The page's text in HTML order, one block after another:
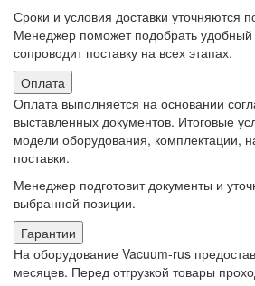
Сроки и условия доставки уточняются
Менеджер поможет подобрать удобный
сопроводит поставку на всех этапах.
Оплата
Оплата выполняется на основании
выставленных документов. Итоговые
модели оборудования, комплектации,
поставки.
Менеджер подготовит документы и
выбранной позиции.
Гарантии
На оборудование Vacuum-rus
месяцев. Перед отгрузкой товары